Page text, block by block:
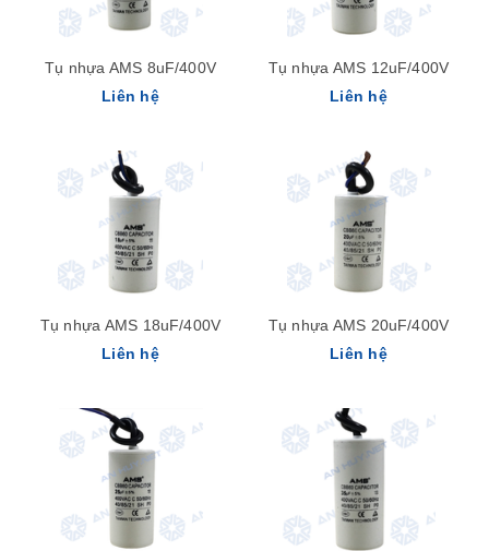
Tụ nhựa AMS 8uF/400V
Liên hệ
Tụ nhựa AMS 12uF/400V
Liên hệ
Tụ nhựa AMS 18uF/400V
Liên hệ
Tụ nhựa AMS 20uF/400V
Liên hệ